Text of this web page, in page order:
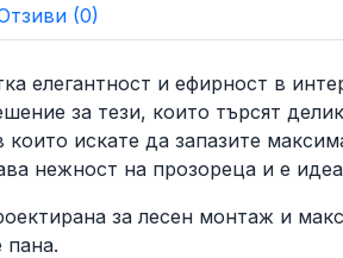
(0)
елегантност и ефирност в
за тези, които търсят
искате да запазите
нежност на прозореца и е
за лесен монтаж и
пана.